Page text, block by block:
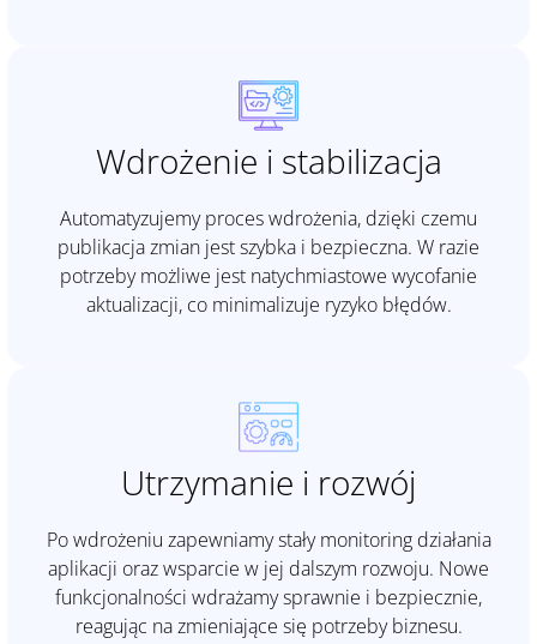
Wdrożenie i stabilizacja
Automatyzujemy proces wdrożenia, dzięki czemu
publikacja zmian jest szybka i bezpieczna. W razie
potrzeby możliwe jest natychmiastowe wycofanie
aktualizacji, co minimalizuje ryzyko błędów.
Utrzymanie i rozwój
Po wdrożeniu zapewniamy stały monitoring działania
aplikacji oraz wsparcie w jej dalszym rozwoju. Nowe
funkcjonalności wdrażamy sprawnie i bezpiecznie,
reagując na zmieniające się potrzeby biznesu.